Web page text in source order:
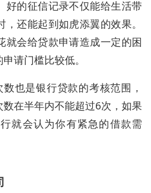
好的征信记录不仅能给生活带
还能起到如虎添翼的效果。
就会给贷款申请造成一定的困
请门槛比较低。
也是银行贷款的考核范围，
在半年内不能超过6次，如果
就会认为你有紧急的借款需